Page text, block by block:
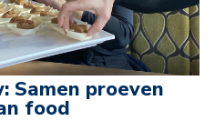
Samen proeven
food